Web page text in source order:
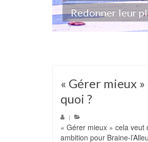
Redonner leur
Pass-culture
Comités de
Préserver et
« Gérer mieux
quoi ?
|
« Gérer mieux » cela
ambition pour Braine-